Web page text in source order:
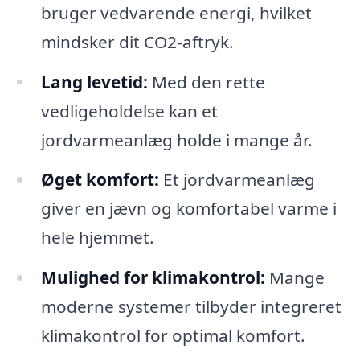
bruger vedvarende energi, hvilket
mindsker dit CO2-aftryk.
Lang levetid: Med den rette
vedligeholdelse kan et
jordvarmeanlæg holde i mange år.
Øget komfort: Et jordvarmeanlæg
giver en jævn og komfortabel varme i
hele hjemmet.
Mulighed for klimakontrol: Mange
moderne systemer tilbyder integreret
klimakontrol for optimal komfort.